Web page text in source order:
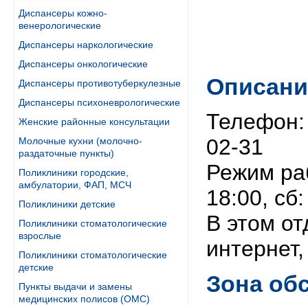
Диспансеры кожно-
венерологические
Диспансеры наркологические
Диспансеры онкологические
Диспансеры противотуберкулезные
Диспансеры психоневрологические
Женские районные консультации
Молочные кухни (молочно-
раздаточные пункты)
Поликлиники городские,
амбулатории, ФАП, МСЧ
Поликлиники детские
Поликлиники стоматологические
взрослые
Поликлиники стоматологические
детские
Пункты выдачи и замены
медицинских полисов (ОМС)
02-31
Режим
18:00,
В этом
Зона